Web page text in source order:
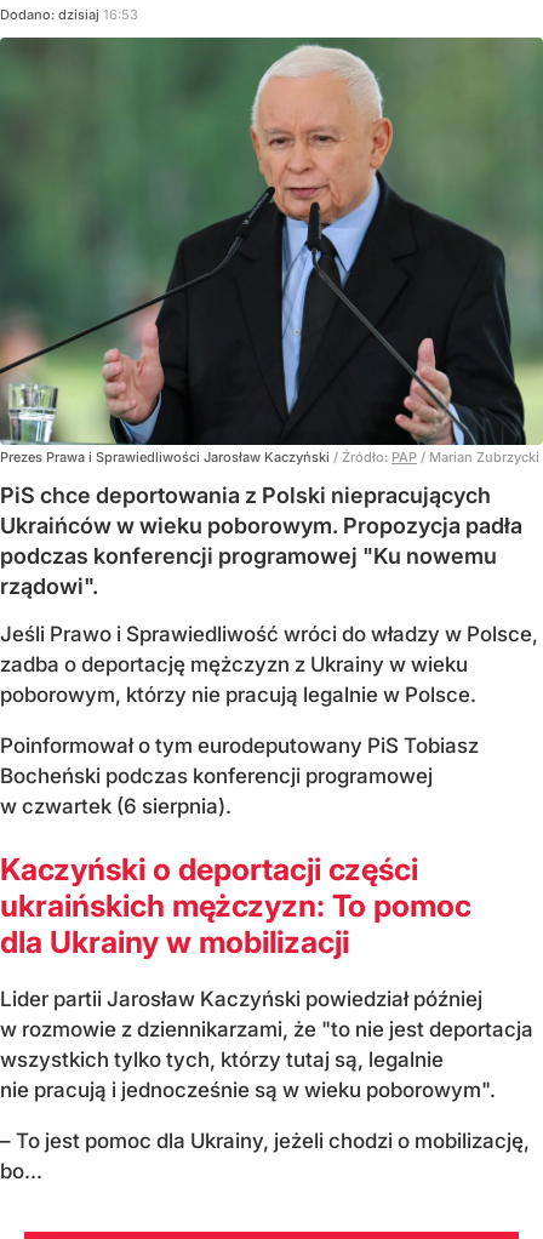
Dodano: dzisiaj 16:53
Prezes Prawa i Sprawiedliwości Jarosław Kaczyński / Źródło: PAP / Marian Zubrzycki
PiS chce deportowania z Polski niepracujących
Ukraińców w wieku poborowym. Propozycja padła
podczas konferencji programowej "Ku nowemu
rządowi".
Jeśli Prawo i Sprawiedliwość wróci do władzy w Polsce,
zadba o deportację mężczyzn z Ukrainy w wieku
poborowym, którzy nie pracują legalnie w Polsce.
Poinformował o tym eurodeputowany PiS Tobiasz
Bocheński podczas konferencji programowej
w czwartek (6 sierpnia).
Kaczyński o deportacji części
ukraińskich mężczyzn: To pomoc
dla Ukrainy w mobilizacji
Lider partii Jarosław Kaczyński powiedział później
w rozmowie z dziennikarzami, że "to nie jest deportacja
wszystkich tylko tych, którzy tutaj są, legalnie
nie pracują i jednocześnie są w wieku poborowym".
– To jest pomoc dla Ukrainy, jeżeli chodzi o mobilizację,
bo...